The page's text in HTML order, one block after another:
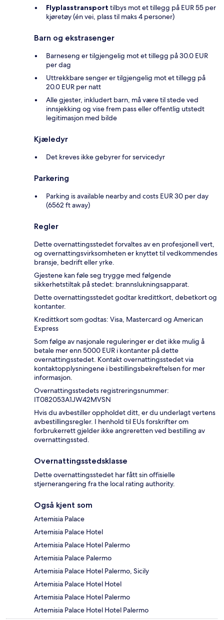
Flyplasstransport tilbys mot et tillegg på EUR 55 per
kjøretøy (én vei, plass til maks 4 personer)
Barn og ekstrasenger
Barneseng er tilgjengelig mot et tillegg på 30.0 EUR
per dag
Uttrekkbare senger er tilgjengelig mot et tillegg på
20.0 EUR per natt
Alle gjester, inkludert barn, må være til stede ved
innsjekking og vise frem pass eller offentlig utstedt
legitimasjon med bilde
Kjæledyr
Det kreves ikke gebyrer for servicedyr
Parkering
Parking is available nearby and costs EUR 30 per day
(6562 ft away)
Regler
Dette overnattingsstedet forvaltes av en profesjonell vert,
og overnattingsvirksomheten er knyttet til vedkommendes
bransje, bedrift eller yrke.
Gjestene kan føle seg trygge med følgende
sikkerhetstiltak på stedet: brannslukningsapparat.
Dette overnattingsstedet godtar kredittkort, debetkort og
kontanter.
Kredittkort som godtas: Visa, Mastercard og American
Express
Som følge av nasjonale reguleringer er det ikke mulig å
betale mer enn 5000 EUR i kontanter på dette
overnattingsstedet. Kontakt overnattingsstedet via
kontaktopplysningene i bestillingsbekreftelsen for mer
informasjon.
Overnattingsstedets registreringsnummer:
IT082053A1JW42MVSN
Hvis du avbestiller oppholdet ditt, er du underlagt vertens
avbestillingsregler. I henhold til EUs forskrifter om
forbrukerrett gjelder ikke angreretten ved bestilling av
overnattingssted.
Overnattingsstedsklasse
Dette overnattingsstedet har fått sin offisielle
stjernerangering fra the local rating authority.
Også kjent som
Artemisia Palace
Artemisia Palace Hotel
Artemisia Palace Hotel Palermo
Artemisia Palace Palermo
Artemisia Palace Hotel Palermo, Sicily
Artemisia Palace Hotel Hotel
Artemisia Palace Hotel Palermo
Artemisia Palace Hotel Hotel Palermo